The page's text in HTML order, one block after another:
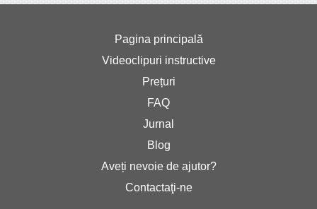
Pagina principală
Videoclipuri instructive
Prețuri
FAQ
Jurnal
Blog
Aveți nevoie de ajutor?
Contactaţi-ne